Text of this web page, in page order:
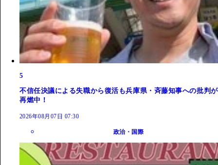
5
不信任決議による失職から復活も兵庫県・斉藤知事への批判が
再燃中！
2026年08月07日 07:30
政治・国際